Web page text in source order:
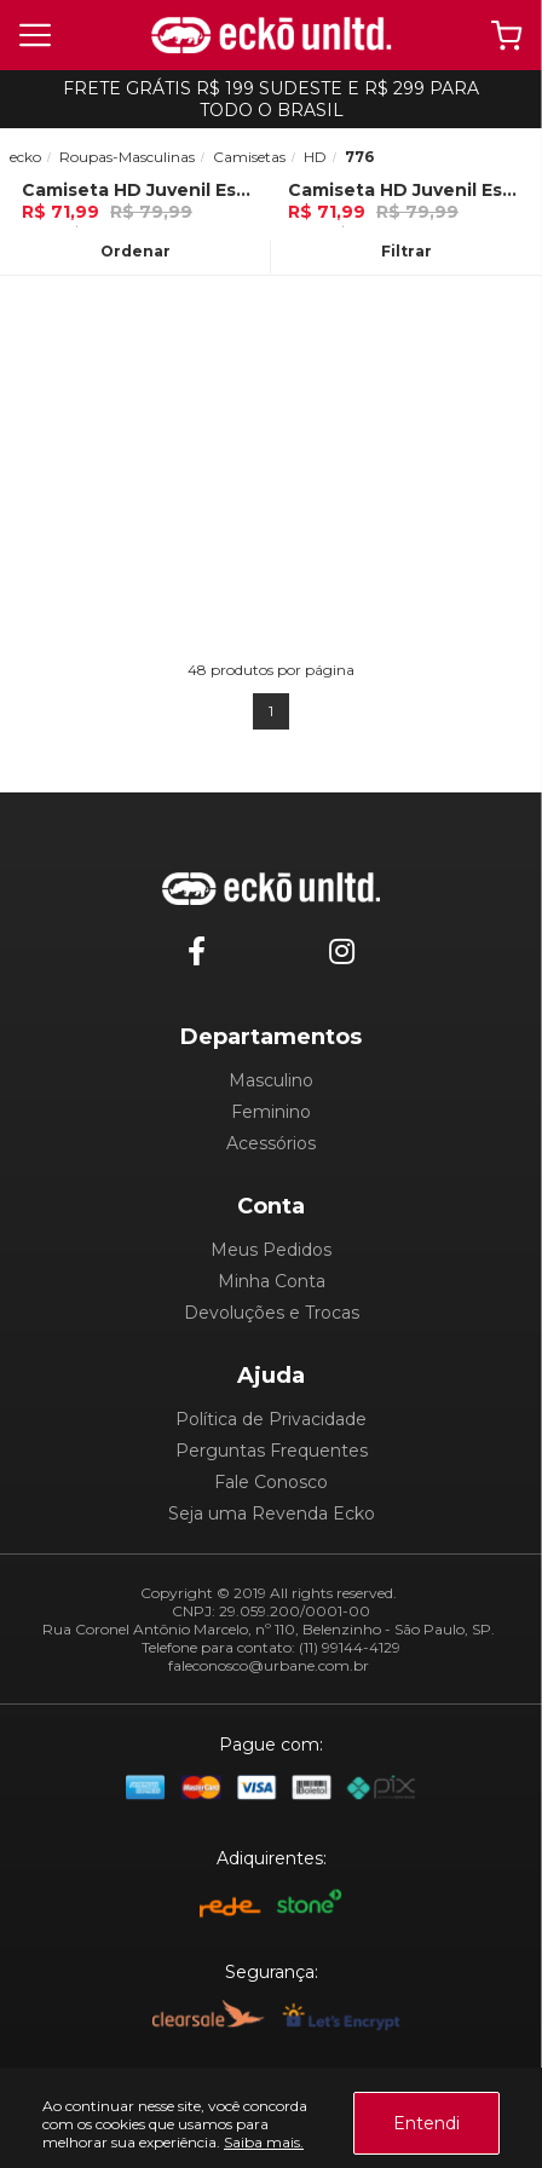
FRETE GRÁTIS R$ 199 SUDESTE E R$ 299 PARA
TODO O BRASIL
Ao continuar nesse site, você concorda
com os cookies que usamos para
melhorar sua experiência. Saiba mais.
Entendi
Ordenar Filtrar
ecko Roupas-Masculinas Camisetas HD 776
- 10%Camiseta HD Juvenil Especial Estampada Island Preta
R$ 71,99 R$ 79,99
2x de R$ 35,99 Ou
- 10%Camiseta HD Juvenil Especial Estampada Island Azul Marinho
R$ 71,99 R$ 79,99
2x de R$ 35,99 Ou
48 produtos por página
1
Departamentos
Masculino
Feminino
Acessórios
Conta
Meus Pedidos
Minha Conta
Devoluções e Trocas
Ajuda
Política de Privacidade
Perguntas Frequentes
Fale Conosco
Seja uma Revenda Ecko
Copyright © 2019 All rights reserved.
CNPJ: 29.059.200/0001-00
Rua Coronel Antônio Marcelo, nº 110, Belenzinho - São Paulo, SP.
Telefone para contato: (11) 99144-4129
faleconosco@urbane.com.br
Pague com:
Adiquirentes:
Segurança: